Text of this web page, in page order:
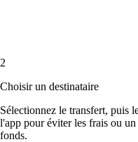
2
Choisir un destinataire
Sélectionnez le transfert, puis
l'app pour éviter les frais ou
fonds.